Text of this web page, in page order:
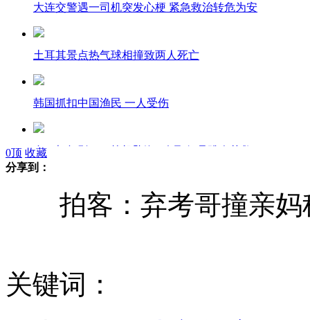
大连交警遇一司机突发心梗 紧急救治转危为安
土耳其景点热气球相撞致两人死亡
韩国抓扣中国渔民 一人受伤
台一架幻影2000战机坠海 2名飞行员跳伞获救
菲船射杀台渔民：台方三大证据显示菲故意杀人
0顶 收藏
分享到：
拍客：弃考哥撞亲妈
关键词：